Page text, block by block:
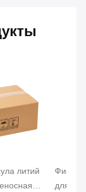
литий
для